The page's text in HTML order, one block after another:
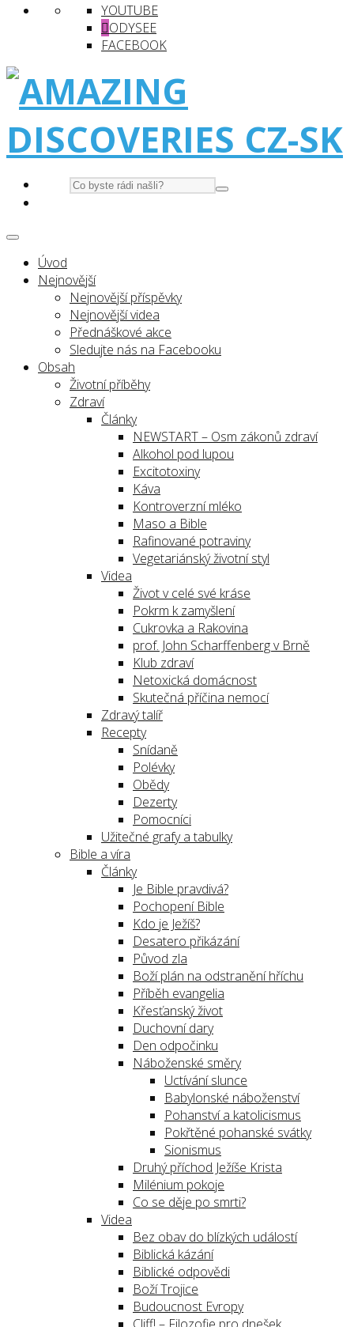
YOUTUBE
ODYSEE
FACEBOOK
Úvod
Nejnovější
Nejnovější příspěvky
Nejnovější videa
Přednáškové akce
Sledujte nás na Facebooku
Obsah
Životní příběhy
Zdraví
Články
NEWSTART – Osm zákonů zdraví
Alkohol pod lupou
Excitotoxiny
Káva
Kontroverzní mléko
Maso a Bible
Rafinované potraviny
Vegetariánský životní styl
Videa
Život v celé své kráse
Pokrm k zamyšlení
Cukrovka a Rakovina
prof. John Scharffenberg v Brně
Klub zdraví
Netoxická domácnost
Skutečná příčina nemocí
Zdravý talíř
Recepty
Snídaně
Polévky
Obědy
Dezerty
Pomocníci
Užitečné grafy a tabulky
Bible a víra
Články
Je Bible pravdivá?
Pochopení Bible
Kdo je Ježíš?
Desatero přikázání
Původ zla
Boží plán na odstranění hříchu
Příběh evangelia
Křesťanský život
Duchovní dary
Den odpočinku
Náboženské směry
Uctívání slunce
Babylonské náboženství
Pohanství a katolicismus
Pokřtěné pohanské svátky
Sionismus
Druhý příchod Ježíše Krista
Milénium pokoje
Co se děje po smrti?
Videa
Bez obav do blízkých událostí
Biblická kázání
Biblické odpovědi
Boží Trojice
Budoucnost Evropy